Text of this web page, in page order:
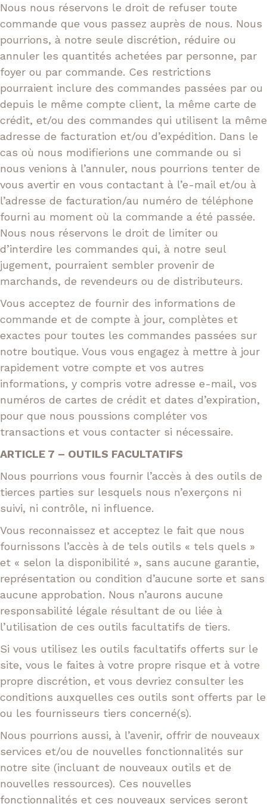
Nous nous réservons le droit de refuser toute
commande que vous passez auprès de nous. Nous
pourrions, à notre seule discrétion, réduire ou
annuler les quantités achetées par personne, par
foyer ou par commande. Ces restrictions
pourraient inclure des commandes passées par ou
depuis le même compte client, la même carte de
crédit, et/ou des commandes qui utilisent la même
adresse de facturation et/ou d’expédition. Dans le
cas où nous modifierions une commande ou si
nous venions à l’annuler, nous pourrions tenter de
vous avertir en vous contactant à l’e-mail et/ou à
l’adresse de facturation/au numéro de téléphone
fourni au moment où la commande a été passée.
Nous nous réservons le droit de limiter ou
d’interdire les commandes qui, à notre seul
jugement, pourraient sembler provenir de
marchands, de revendeurs ou de distributeurs.
Vous acceptez de fournir des informations de
commande et de compte à jour, complètes et
exactes pour toutes les commandes passées sur
notre boutique. Vous vous engagez à mettre à jour
rapidement votre compte et vos autres
informations, y compris votre adresse e-mail, vos
numéros de cartes de crédit et dates d’expiration,
pour que nous poussions compléter vos
transactions et vous contacter si nécessaire.
ARTICLE 7 – OUTILS FACULTATIFS
Nous pourrions vous fournir l’accès à des outils de
tierces parties sur lesquels nous n’exerçons ni
suivi, ni contrôle, ni influence.
Vous reconnaissez et acceptez le fait que nous
fournissons l’accès à de tels outils « tels quels »
et « selon la disponibilité », sans aucune garantie,
représentation ou condition d’aucune sorte et sans
aucune approbation. Nous n’aurons aucune
responsabilité légale résultant de ou liée à
l’utilisation de ces outils facultatifs de tiers.
Si vous utilisez les outils facultatifs offerts sur le
site, vous le faites à votre propre risque et à votre
propre discrétion, et vous devriez consulter les
conditions auxquelles ces outils sont offerts par le
ou les fournisseurs tiers concerné(s).
Nous pourrions aussi, à l’avenir, offrir de nouveaux
services et/ou de nouvelles fonctionnalités sur
notre site (incluant de nouveaux outils et de
nouvelles ressources). Ces nouvelles
fonctionnalités et ces nouveaux services seront